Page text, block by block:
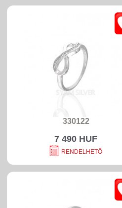
330122
7 490 HUF
RENDELHETŐ